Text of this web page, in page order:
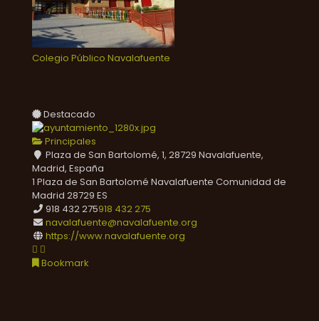
Colegio Público Navalafuente
Destacado
Principales
Plaza de San Bartolomé, 1, 28729 Navalafuente,
Madrid, España
1 Plaza de San Bartolomé Navalafuente Comunidad de
Madrid 28729 ES
918 432 275918 432 275
navalafuente@navalafuente.org
https://www.navalafuente.org
Bookmark